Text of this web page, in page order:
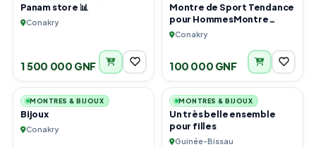
Panam store 📊
Conakry
1 500 000 GNF
Montre de Sport Tendance
pour HommesMontre
Electronique Numerique
Conakry
100 000 GNF
5
MONTRES & BIJOUX
Bijoux
Conakry
1
MONTRES & BIJOUX
Un très belle ensemble
pour filles
Guinée-Bissau